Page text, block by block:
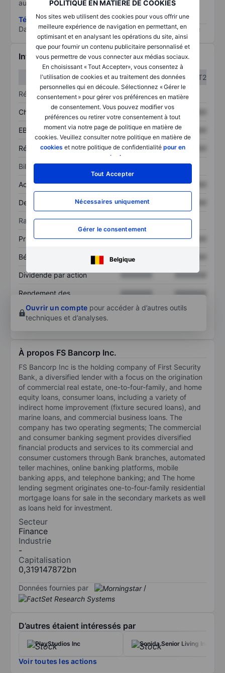
POLITIQUE EN MATIÈRE DE COOKIES
Nos sites web utilisent des cookies pour vous offrir une
meilleure expérience de navigation en permettant, en
optimisant et en analysant les opérations du site, ainsi
que pour fournir un contenu publicitaire personnalisé et
vous permettre de vous connecter aux médias sociaux.
En choisissant « Tout Accepter», vous consentez à
l'utilisation de cookies et au traitement des données
personnelles qui en découle. Sélectionnez « Gérer le
consentement » pour gérer vos préférences en matière
de consentement. Vous pouvez modifier vos
préférences ou retirer votre consentement à tout
moment via notre page de politique en matière de
cookies. Veuillez consulter notre politique en matière de
cookies et notre politique de confidentialité pour en
savoir plus
Tout Accepter
Nécessaires uniquement
Gérer le consentement
Belgique
au risque le plus élevé).
Télécharger la méthodologie ESG (en anglais)
Data provided by
/
Informations financières
T1
T2
Résultats
Chiffre d’affaires XXXXXXX
EBITDA XXXXXXX XXXXXXX
Résultat net XXXXXXX XXXXXXX
Bilan
Actif total XXXXXXX XXXXXXX
Dette totale XXXXXXX
Ratios
Prix / ventes XXXXXXX XXXXXXX
Bénéfice par action XXXXXXX
Dividende par action XXXXXXX XXXXXXX
Rendement des
XXXXXXX
XXXXXXX
Ouvrir un compte pour accéder à d’autres outils
techniques et d’analyses.
À propos FS Bancorp Inc.
FS Bancorp Inc is the holding company of First Security
Bank, a diversified lender with a focus on the origination
of commercial real estate, one-to-four-family, and home
equity loans, consumer loans, including a variety of
indirect home improvement (fixture secured loans), and
marine loans, and commercial business loans. The
company has two operating segments; The commercial
and consumer banking segment provides diversified
financial products and services to its commercial and
consumer customers through Bank branches, automated
teller machines, online banking platforms, mobile
banking apps, and telephone banking; and The home
lending segment originates one-to-four-family residential
mortgage loans for sale in the secondary markets as well
as loans held for investment.
Secteur
Finance
Industrie
-
Capitalisation
0,319147872bn
Données fournies par /
D’autres étaient intéressés par
PlayStudios Inc Sonida Senior Living Inc.
Voir toutes les actions